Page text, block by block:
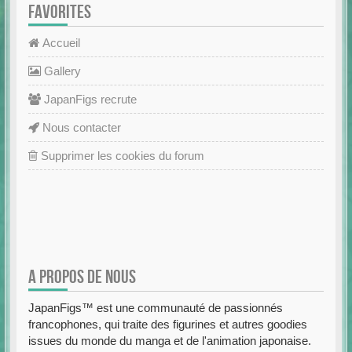
FAVORITES
Accueil
Gallery
JapanFigs recrute
Nous contacter
Supprimer les cookies du forum
A PROPOS DE NOUS
JapanFigs™ est une communauté de passionnés
francophones, qui traite des figurines et autres goodies
issues du monde du manga et de l'animation japonaise.